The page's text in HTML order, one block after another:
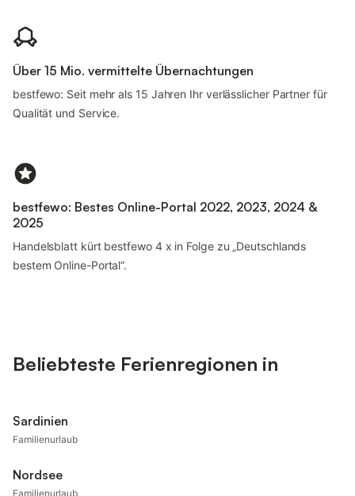
Über 15 Mio. vermittelte Übernachtungen
bestfewo: Seit mehr als 15 Jahren Ihr verlässlicher Partner für
Qualität und Service.
bestfewo: Bestes Online-Portal 2022, 2023, 2024 &
2025
Handelsblatt kürt bestfewo 4 x in Folge zu „Deutschlands
bestem Online-Portal“.
Beliebteste Ferienregionen in
Sardinien
Familienurlaub
Nordsee
Familienurlaub